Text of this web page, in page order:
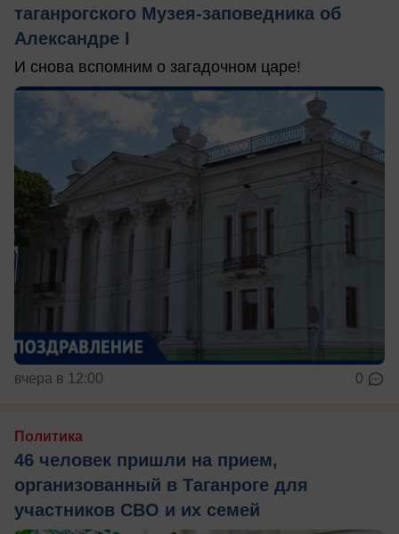
таганрогского Музея-заповедника об
Александре I
И снова вспомним о загадочном царе!
вчера в 12:00 0
Политика
46 человек пришли на прием,
организованный в Таганроге для
участников СВО и их семей